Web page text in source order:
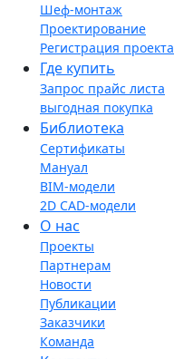
Шеф-монтаж
Проектирование
Регистрация проекта
Где купить
Запрос прайс листа
выгодная покупка
Библиотека
Сертификаты
Мануал
BIM-модели
2D CAD-модели
О нас
Проекты
Партнерам
Новости
Публикации
Заказчики
Команда